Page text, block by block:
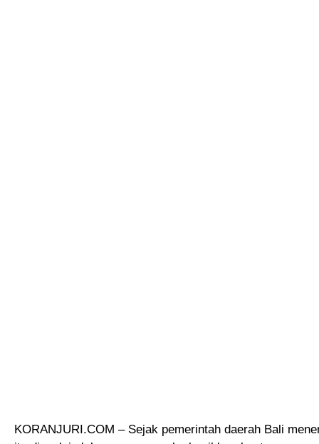
KORANJURI.COM – Sejak pemerintah daerah Bali